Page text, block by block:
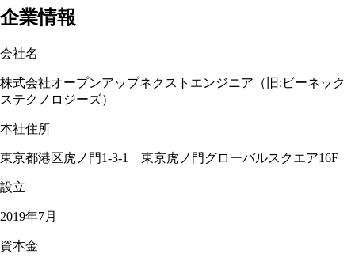
企業情報
会社名
株式会社オープンアップネクストエンジニア（旧:ビーネック
ステクノロジーズ）
本社住所
東京都港区虎ノ門1-3-1 東京虎ノ門グローバルスクエア16F
設立
2019年7月
資本金